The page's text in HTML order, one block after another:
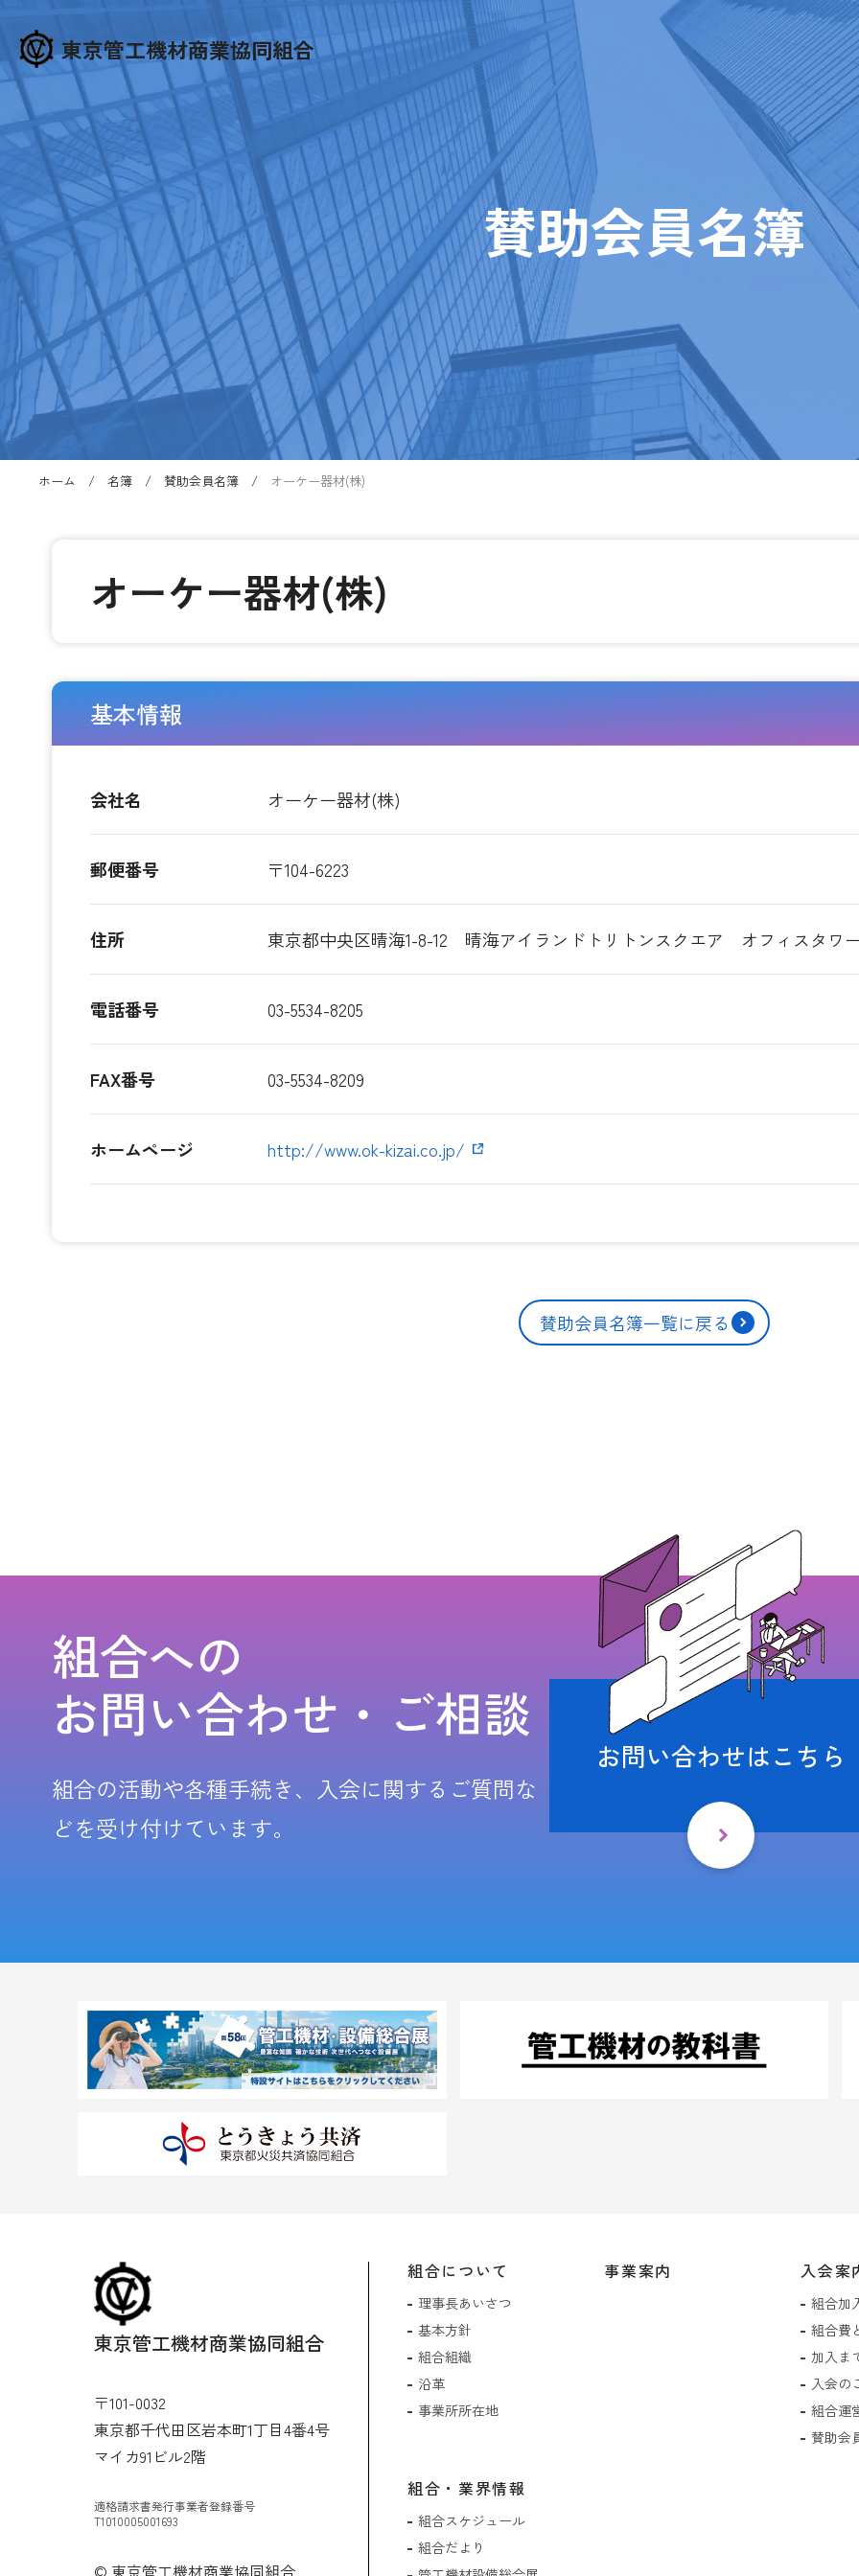
東京管工機材商業協同組合
賛助会員名簿
ホーム 名簿 賛助会員名簿 オーケー器材(株)
オーケー器材(株)
基本情報
会社名 オーケー器材(株)
郵便番号 〒104-6223
住所 東京都中央区晴海1-8-12 晴海アイランドトリトンスクエア オフィスタワ
電話番号 03-5534-8205
FAX番号 03-5534-8209
ホームページ http://www.ok-kizai.co.jp/
賛助会員名簿一覧に戻る
組合への
お問い合わせ・ご相談
組合の活動や各種手続き、入会に関するご質問な
どを受け付けています。
お問い合わせはこちら
東京管工機材商業協同組合
〒101-0032
東京都千代田区岩本町1丁目4番4号
マイカ91ビル2階
適格請求書発行事業者登録番号
T1010005001693
© 東京管工機材商業協同組合
組合について
理事長あいさつ
基本方針
組合組織
沿革
事業所所在地
事業案内 入会案
組合加
組合費
加入ま
入会の
組合運
賛助会
組合・業界情報
組合スケジュール
組合だより